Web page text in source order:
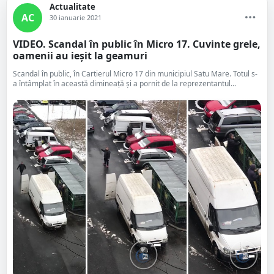
AC
Actualitate
30 ianuarie 2021
VIDEO. Scandal în public în Micro 17. Cuvinte grele,
oamenii au ieșit la geamuri
Scandal în public, în Cartierul Micro 17 din municipiul Satu Mare. Totul s-
a întâmplat în această dimineață și a pornit de la reprezentantul...